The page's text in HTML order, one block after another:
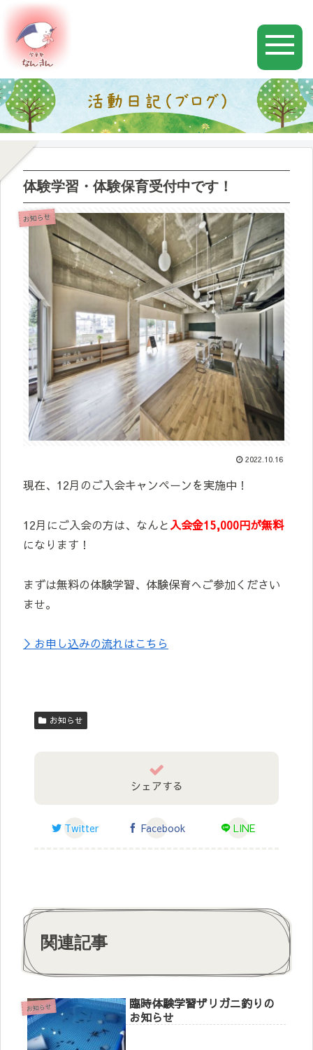
体験学習・体験保育受付中です！
お知らせ
2022.10.16
現在、12月のご入会キャンペーンを実施中！
12月にご入会の方は、なんと入会金15,000円が無料
になります！
まずは無料の体験学習、体験保育へご参加ください
ませ。
＞お申し込みの流れはこちら
お知らせ
シェアする
Twitter Facebook LINE
関連記事
お知らせ
臨時体験学習ザリガニ釣りの
お知らせ